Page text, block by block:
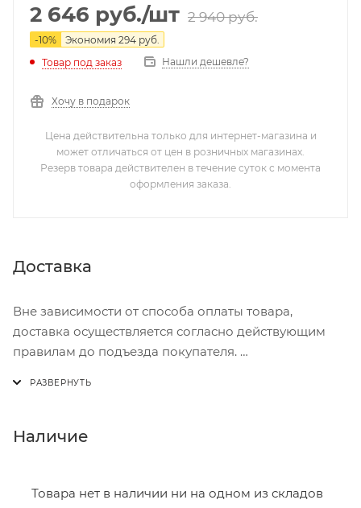
2 646 руб./шт 2 940руб.
-10% Экономия 294 руб.
Товар под заказ
Нашли дешевле?
Хочу в подарок
Цена действительна только для интернет-магазина и
может отличаться от цен в розничных магазинах.
Резерв товара действителен в течение суток с момента
оформления заказа.
Доставка
Вне зависимости от способа оплаты товара,
доставка осуществляется согласно действующим
правилам до подъезда покупателя.
В субботу с 8:00 до 15:00
- зоны доставки;
Наличие
Товара нет в наличии ни на одном из складов